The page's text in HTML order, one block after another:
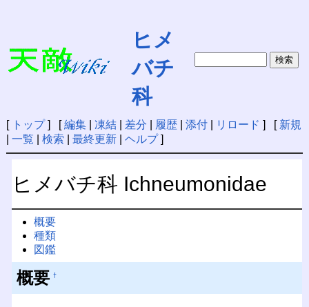
ヒメ
バチ
科
[ トップ] [編集| 凍結| 差分 履歴| 添付| リロード ] [ 新規
一覧 検索 最終更新| ヘルプ]
ヒメバチ科 Ichneumonidae
概要
種類
図鑑
概要 †